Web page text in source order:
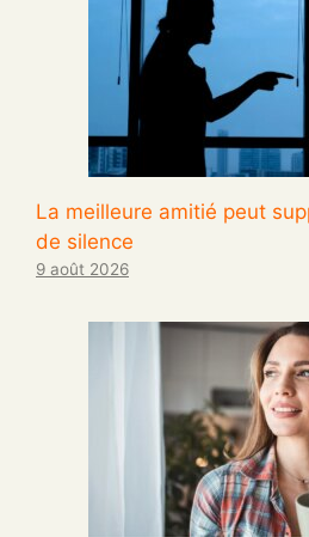
La meilleure amitié peut
de silence
9 août 2026